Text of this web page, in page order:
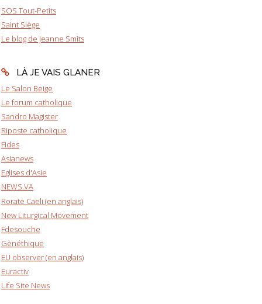
SOS Tout-Petits
Saint Siège
Le blog de Jeanne Smits
LÀ JE VAIS GLANER
Le Salon Beige
Le forum catholique
Sandro Magister
Riposte catholique
Fides
Asianews
Eglises d'Asie
NEWS.VA
Rorate Caeli (en anglais)
New Liturgical Movement
Fdesouche
Gènéthique
EU observer (en anglais)
Euractiv
Life Site News